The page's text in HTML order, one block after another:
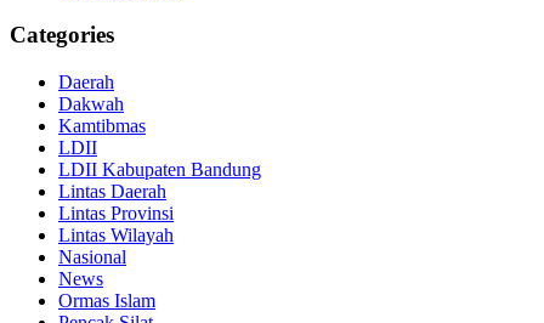
Categories
Daerah
Dakwah
Kamtibmas
LDII
LDII Kabupaten Bandung
Lintas Daerah
Lintas Provinsi
Lintas Wilayah
Nasional
News
Ormas Islam